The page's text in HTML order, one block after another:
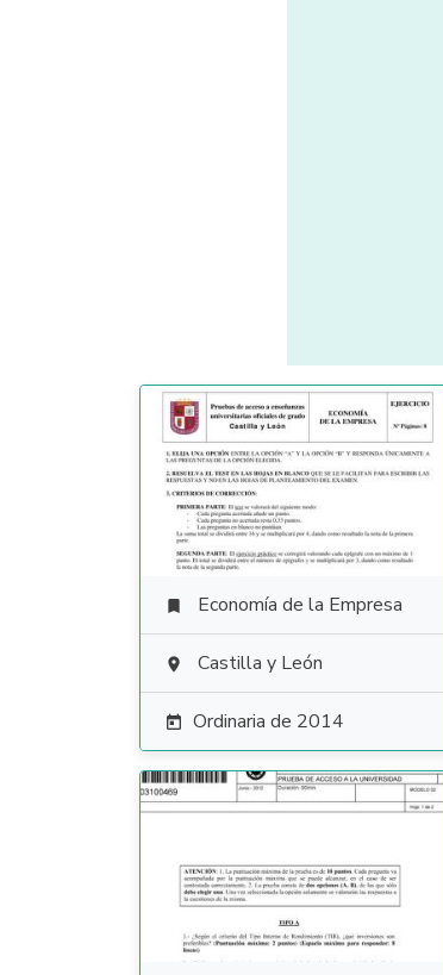
 Economía de la Empresa
 Castilla y León
 Ordinaria de 2014